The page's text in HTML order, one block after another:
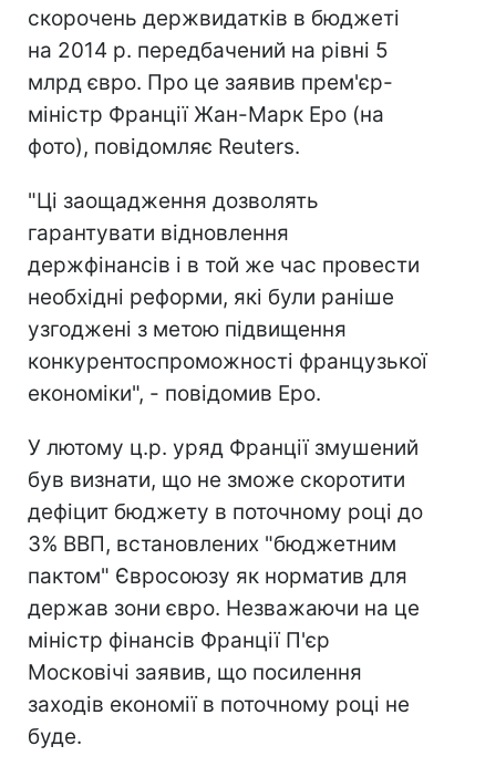
скорочень держвидатків в бюджеті
на 2014 р. передбачений на рівні 5
млрд євро. Про це заявив прем'єр-
міністр Франції Жан-Марк Еро (на
фото), повідомляє Reuters.
"Ці заощадження дозволять
гарантувати відновлення
держфінансів і в той же час провести
необхідні реформи, які були раніше
узгоджені з метою підвищення
конкурентоспроможності французької
економіки", - повідомив Еро.
У лютому ц.р. уряд Франції змушений
був визнати, що не зможе скоротити
дефіцит бюджету в поточному році до
3% ВВП, встановлених "бюджетним
пактом" Євросоюзу як норматив для
держав зони євро. Незважаючи на це
міністр фінансів Франції П'єр
Московічі заявив, що посилення
заходів економії в поточному році не
буде.